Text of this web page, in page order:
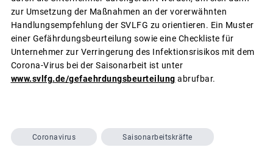
zur Umsetzung der Maßnahmen an der vorerwähnten
Handlungsempfehlung der SVLFG zu orientieren. Ein Muster
einer Gefährdungsbeurteilung sowie eine Checkliste für
Unternehmer zur Verringerung des Infektionsrisikos mit dem
Corona-Virus bei der Saisonarbeit ist unter
www.svlfg.de/gefaehrdungsbeurteilung abrufbar.
Coronavirus Saisonarbeitskräfte